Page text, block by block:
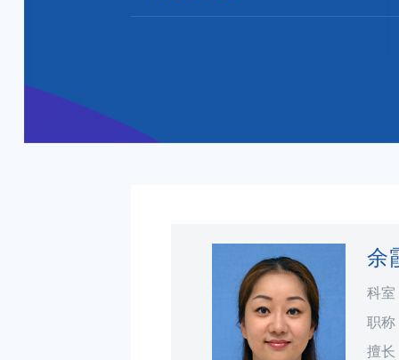
余
科室
职称
擅长